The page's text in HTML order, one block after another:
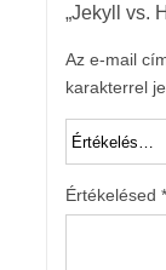
„Jekyll vs.
Az e-mail
karakterrel
Értékelésed *